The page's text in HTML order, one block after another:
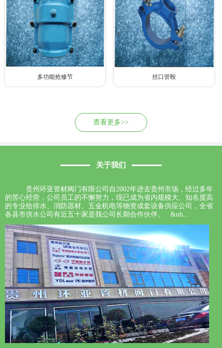
多功能抢修节 丝口管鞍
查看更多>>
关于我们
贵州环亚管材阀门有限公司自2002年进去贵州市场，经过多年
的苦心经营，公司员工的不懈努力，现已成为省内规模大、知名度高
的专业给排水、消防器材、五金机电等物资成套设备供应公司，全省
各县市供水公司有近五十家是我公司长期合作伙伴。 &nb...